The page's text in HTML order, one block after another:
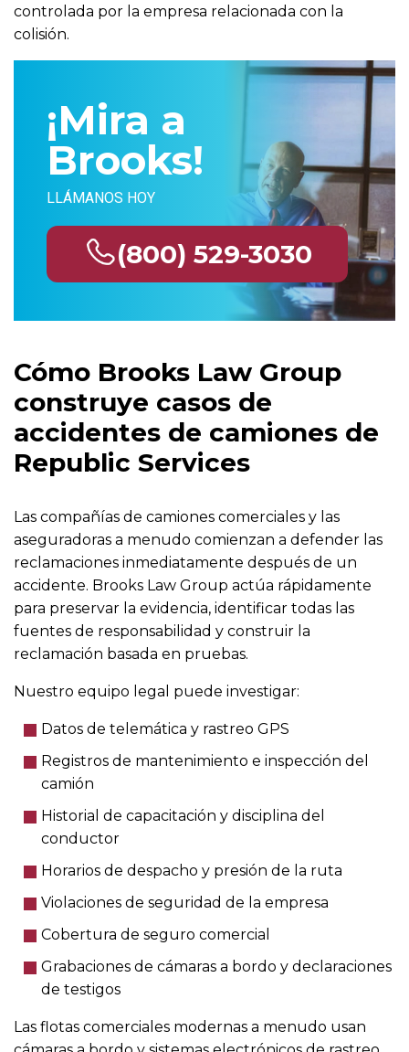
controlada por la empresa relacionada con la
colisión.
¡Mira a
Brooks!
LLÁMANOS HOY
(800) 529-3030
Cómo Brooks Law Group
construye casos de
accidentes de camiones de
Republic Services
Las compañías de camiones comerciales y las
aseguradoras a menudo comienzan a defender las
reclamaciones inmediatamente después de un
accidente. Brooks Law Group actúa rápidamente
para preservar la evidencia, identificar todas las
fuentes de responsabilidad y construir la
reclamación basada en pruebas.
Nuestro equipo legal puede investigar:
Datos de telemática y rastreo GPS
Registros de mantenimiento e inspección del
camión
Historial de capacitación y disciplina del
conductor
Horarios de despacho y presión de la ruta
Violaciones de seguridad de la empresa
Cobertura de seguro comercial
Grabaciones de cámaras a bordo y declaraciones
de testigos
Las flotas comerciales modernas a menudo usan